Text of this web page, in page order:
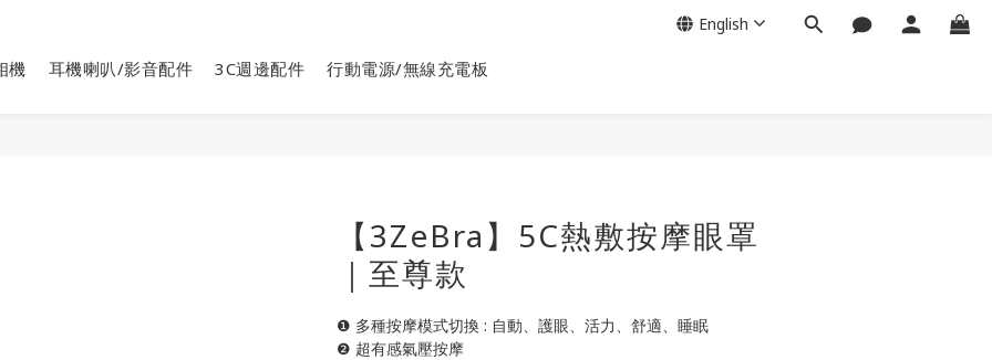
機 耳機喇叭/影音配件 3C週邊配件 行動電源/無線充電板
English
【3ZeBra】5C熱敷按摩眼罩
｜至尊款
❶ 多種按摩模式切換 : 自動、護眼、活力、舒適、睡眠
❷ 超有感氣壓按摩